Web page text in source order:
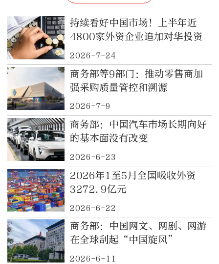
持续看好中国市场！上半年近
4800家外资企业追加对华投资
2026-7-24
商务部等9部门：推动零售商加
强采购质量管控和溯源
2026-7-9
商务部：中国汽车市场长期向好
的基本面没有改变
2026-6-23
2026年1至5月全国吸收外资
3272.9亿元
2026-6-22
商务部：中国网文、网剧、网游
在全球刮起“中国旋风”
2026-6-11